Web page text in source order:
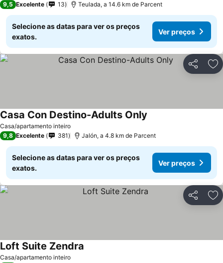
9,5 Excelente 13 Teulada, a 14.6 km de Parcent
Selecione as datas para ver os preços
exatos.
Ver preços
Partilhar
Casa/apartamento inteiro
Casa Con Destino-Adults Only
9,8 Excelente 381 Jalón, a 4.8 km de Parcent
Selecione as datas para ver os preços
exatos.
Ver preços
Partilhar
Casa/apartamento inteiro
Loft Suite Zendra